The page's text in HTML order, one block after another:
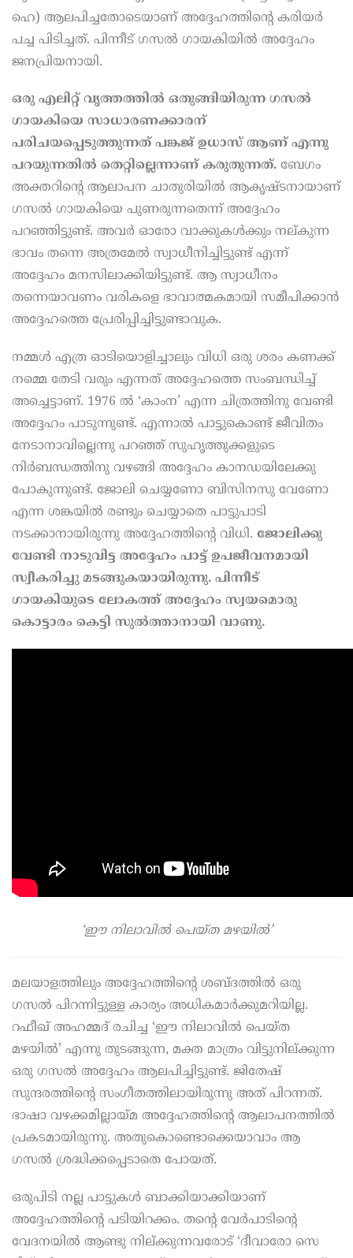
ഹെ) ആലപിച്ചതോടെയാണ്‌ അദ്ദേഹത്തിന്റെ കരിയർ
പച്ച പിടിച്ചത്. പിന്നീട് ഗസൽ ഗായകിയിൽ അദ്ദേഹം
ജനപ്രിയനായി.
ഒരു എലിറ്റ് വൃത്തത്തിൽ ഒതുങ്ങിയിരുന്ന ഗസൽ
ഗായകിയെ സാധാരണക്കാരന്‌
പരിചയപ്പെടുത്തുന്നത് പങ്കജ് ഉധാസ് ആണ്‌ എന്നു
പറയുന്നതിൽ തെറ്റില്ലെന്നാണ്‌ കരുതുന്നത്. ബേഗം
അക്തറിന്റെ ആലാപന ചാതുരിയിൽ ആകൃഷ്ടനായാണ്‌
ഗസൽ ഗായകിയെ പുണരുന്നതെന്ന് അദ്ദേഹം
പറഞ്ഞിട്ടുണ്ട്. അവർ ഓരോ വാക്കുകൾക്കും നല്കുന്ന
ഭാവം തന്നെ അത്രമേൽ സ്വാധീനിച്ചിട്ടുണ്ട് എന്ന്
അദ്ദേഹം മനസിലാക്കിയിട്ടുണ്ട്. ആ സ്വാധീനം
തന്നെയാവണം വരികളെ ഭാവാത്മകമായി സമീപിക്കാൻ
അദ്ദേഹത്തെ പ്രേരിപ്പിച്ചിട്ടുണ്ടാവുക.
നമ്മൾ എത്ര ഓടിയൊളിച്ചാലും വിധി ഒരു ശരം കണക്ക്
നമ്മെ തേടി വരും എന്നത് അദ്ദേഹത്തെ സംബന്ധിച്ച്
അച്ചെട്ടാണ്‌. 1976 ൽ ‘കാംന’ എന്ന ചിത്രത്തിനു വേണ്ടി
അദ്ദേഹം പാടുന്നുണ്ട്. എന്നാൽ പാട്ടു​‍കൊണ്ട് ജീവിതം
നേടാനാവില്ലെന്നു പറഞ്ഞ് സുഹൃത്തുക്കളുടെ
നിർബന്ധത്തിനു വഴങ്ങി അദ്ദേഹം കാനഡയിലേക്കു
പോകുന്നുണ്ട്. ജോലി ചെയ്യണോ ബിസിനസു വേണോ
എന്ന ശങ്കയിൽ രണ്ടും ചെയ്യാതെ പാട്ടുപാടി
നടക്കാനായിരുന്നു അദ്ദേഹത്തിന്റെ വിധി. ജോലിക്കു
വേണ്ടി നാടുവിട്ട അദ്ദേഹം പാട്ട് ഉപജീവനമായി
സ്വീകരിച്ചു മടങ്ങുകയായിരുന്നു. പിന്നീട്
ഗായകിയുടെ ലോകത്ത് അദ്ദേഹം സ്വയമൊരു
കൊട്ടാരം കെട്ടി സുൽത്താനായി വാണു.
‘ഈ നിലാവിൽ പെയ്ത മഴയിൽ’
മലയാളത്തിലും അദ്ദേഹത്തിന്റെ ശബ്ദത്തിൽ ഒരു
ഗസൽ പിറന്നിട്ടുള്ള കാര്യം അധികമാർക്കുമറിയില്ല.
റഫീഖ് അഹമ്മദ് രചിച്ച ‘ഈ നിലാവിൽ പെയ്ത
മഴയിൽ’ എന്നു തുടങ്ങുന്ന, മക്ത മാത്രം വിട്ടുനില്ക്കുന്ന
ഒരു ഗസൽ അദ്ദേഹം ആലപിച്ചിട്ടുണ്ട്. ജിതേഷ്
സുന്ദരത്തിന്റെ സംഗീതത്തിലായിരുന്നു അത് പിറന്നത്.
ഭാഷാ വഴക്കമില്ലായ്മ അദ്ദേഹത്തിന്റെ ആലാപനത്തിൽ
പ്രകടമായിരുന്നു. അതുകൊണ്ടൊക്കെയാവാം ആ
ഗസൽ ശ്രദ്ധിക്കപ്പെടാതെ പോയത്.
ഒരുപിടി നല്ല പാട്ടുകൾ ബാക്കിയാക്കിയാണ്‌
അദ്ദേഹത്തിന്റെ പടിയിറക്കം. തന്റെ വേർപാടിന്റെ
വേദനയിൽ ആണ്ടു നില്ക്കുന്നവരോട് ‘ദീവാരോ സെ